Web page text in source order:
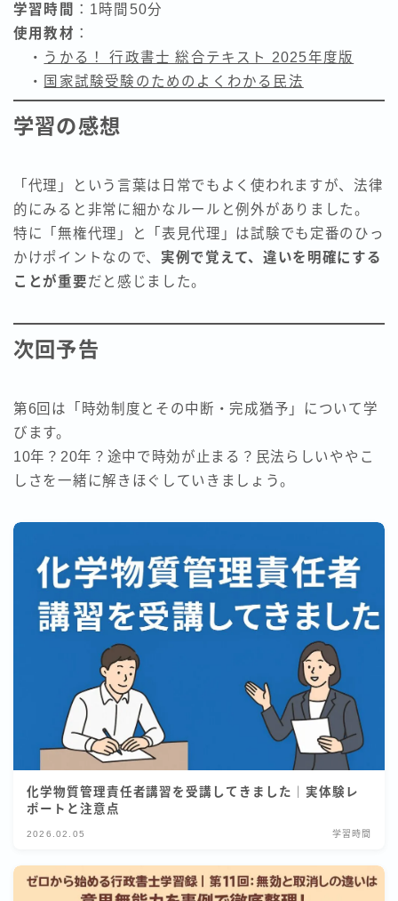
学習時間 ：1時間50分
使用教材 ：
・ うかる！ 行政書士 総合テキスト 2025年度版
・ 国家試験受験のためのよくわかる民法
学習の感想
「代理」という言葉は日常でもよく使われますが、法律
的にみると非常に細かなルールと例外がありました。
特に「無権代理」と「表見代理」は試験でも定番のひっ
かけポイントなので、 実例で覚えて、違いを明確にする
ことが重要だと感じました。
次回予告
第6回は「時効制度とその中断・完成猶予」について学
びます。
10年？20年？途中で時効が止まる？民法らしいややこ
しさを一緒に解きほぐしていきましょう。
化学物質管理責任者講習を受講してきました｜実体験レ
ポートと注意点
2026.02.05 学習時間